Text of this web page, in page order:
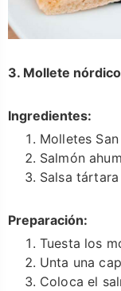
3. Mollete
Ingredientes:
Molletes
Salmón
Salsa tártara
Preparación:
Tuesta los
Unta una
Coloca el